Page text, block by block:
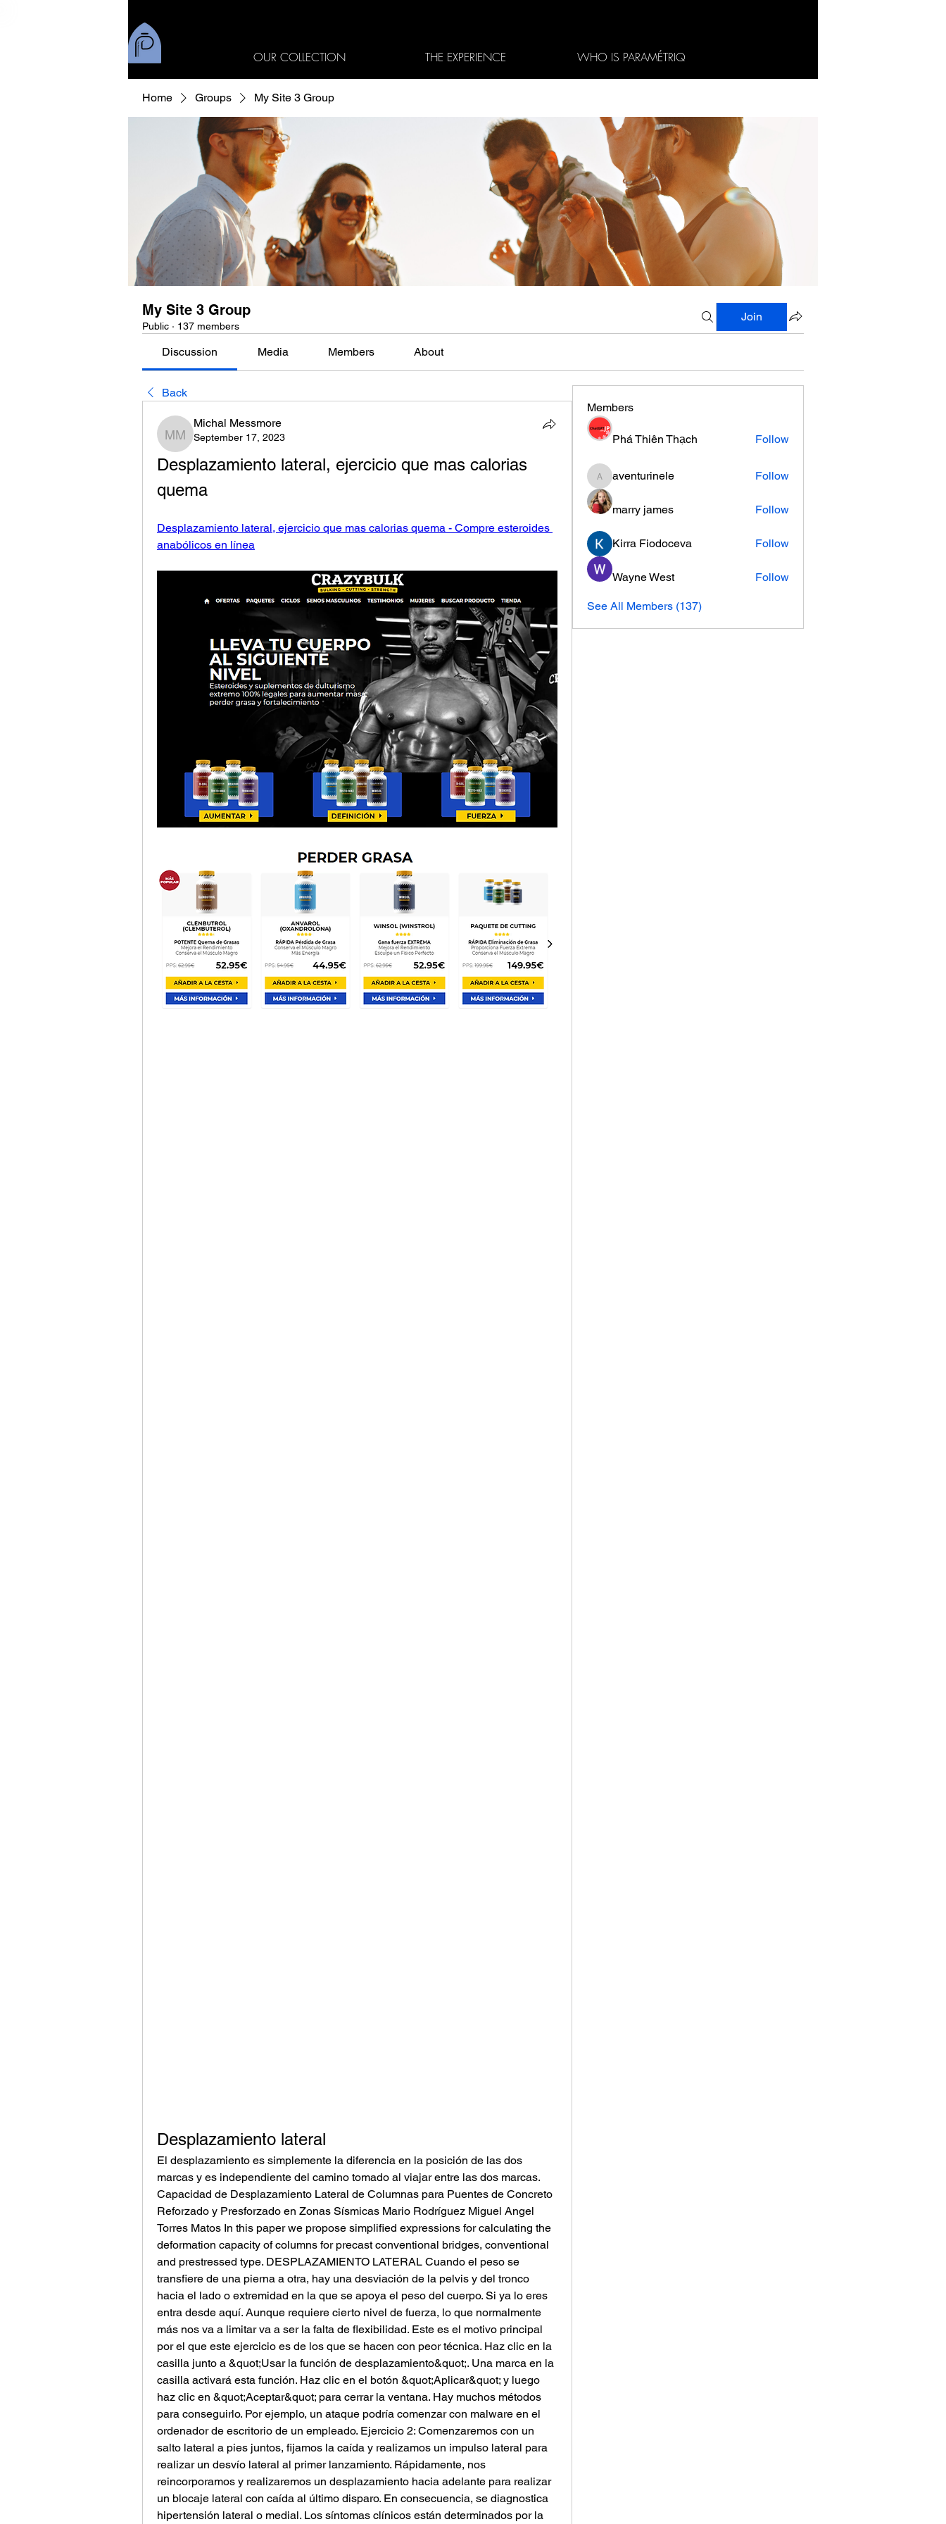
OUR COLLECTION THE EXPERIENCE WHO IS PARAMÉTRIQ
Home Groups My Site 3 Group
My Site 3 Group
Public · 137 members
Join
Discussion Media Members About
Back
Michal Messmore
Michal Messmore
September 17, 2023
Desplazamiento lateral, ejercicio que mas calorias
quema
Desplazamiento lateral, ejercicio que mas calorias quema - Compre esteroides
anabólicos en línea
Desplazamiento lateral
El desplazamiento es simplemente la diferencia en la posición de las dos
marcas y es independiente del camino tomado al viajar entre las dos marcas.
Capacidad de Desplazamiento Lateral de Columnas para Puentes de Concreto
Reforzado y Presforzado en Zonas Sísmicas Mario Rodríguez Miguel Angel
Torres Matos In this paper we propose simplified expressions for calculating the
deformation capacity of columns for precast conventional bridges, conventional
and prestressed type. DESPLAZAMIENTO LATERAL Cuando el peso se
transfiere de una pierna a otra, hay una desviación de la pelvis y del tronco
hacia el lado o extremidad en la que se apoya el peso del cuerpo. Si ya lo eres
entra desde aquí. Aunque requiere cierto nivel de fuerza, lo que normalmente
más nos va a limitar va a ser la falta de flexibilidad. Este es el motivo principal
por el que este ejercicio es de los que se hacen con peor técnica. Haz clic en la
casilla junto a &quot;Usar la función de desplazamiento&quot;. Una marca en la
casilla activará esta función. Haz clic en el botón &quot;Aplicar&quot; y luego
haz clic en &quot;Aceptar&quot; para cerrar la ventana. Hay muchos métodos
para conseguirlo. Por ejemplo, un ataque podría comenzar con malware en el
ordenador de escritorio de un empleado. Ejercicio 2: Comenzaremos con un
salto lateral a pies juntos, fijamos la caída y realizamos un impulso lateral para
realizar un desvío lateral al primer lanzamiento. Rápidamente, nos
reincorporamos y realizaremos un desplazamiento hacia adelante para realizar
un blocaje lateral con caída al último disparo. En consecuencia, se diagnostica
hipertensión lateral o medial. Los síntomas clínicos están determinados por la
Members
Phá Thiên Thạch Follow
aventurinele
aventurinele Follow
marry james Follow
Kirra Fiodoceva Follow
Wayne West Follow
See All Members (137)